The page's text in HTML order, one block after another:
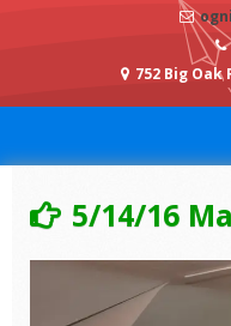
752 Big Oak
5/14/16